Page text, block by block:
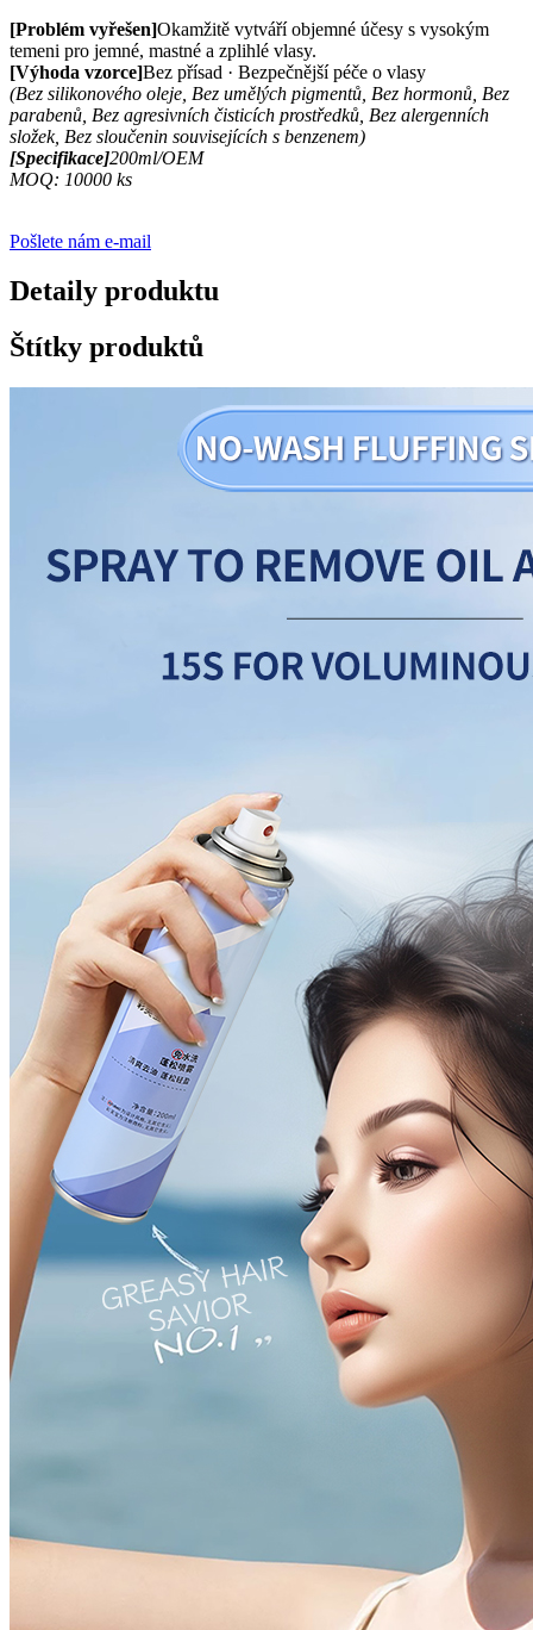
[Problém vyřešen]Okamžitě vytváří objemné účesy s vysokým
temeni pro jemné, mastné a zplihlé vlasy.
[Výhoda vzorce]Bez přísad · Bezpečnější péče o vlasy
(Bez silikonového oleje, Bez umělých pigmentů, Bez hormonů, Bez
parabenů, Bez agresivních čisticích prostředků, Bez alergenních
složek, Bez sloučenin souvisejících s benzenem)
[Specifikace]200ml/OEM
MOQ: 10000 ks
Pošlete nám e-mail
Detaily produktu
Štítky produktů